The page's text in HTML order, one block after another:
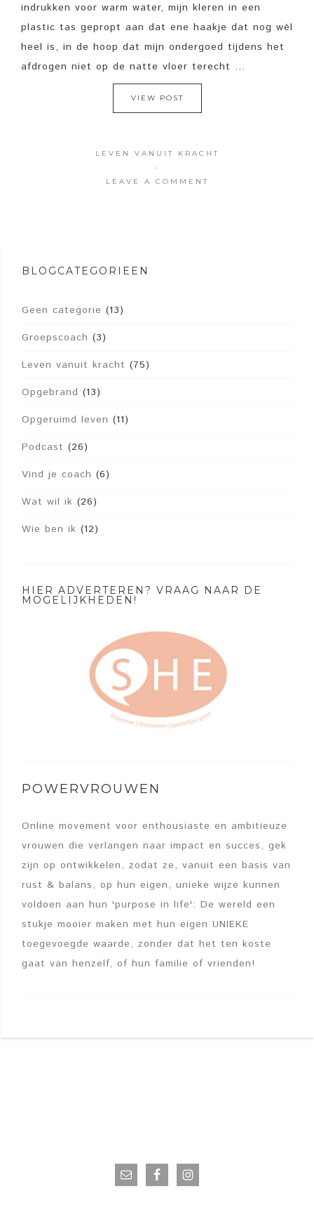
indrukken voor warm water, mijn kleren in een
plastic tas gepropt aan dat ene haakje dat nog wél
heel is, in de hoop dat mijn ondergoed tijdens het
afdrogen niet op de natte vloer terecht ...
VIEW POST
LEVEN VANUIT KRACHT
·
LEAVE A COMMENT
BLOGCATEGORIEËN
Geen categorie (13)
Groepscoach (3)
Leven vanuit kracht (75)
Opgebrand (13)
Opgeruimd leven (11)
Podcast (26)
Vind je coach (6)
Wat wil ik (26)
Wie ben ik (12)
HIER ADVERTEREN? VRAAG NAAR DE
MOGELIJKHEDEN!
POWERVROUWEN
Online movement voor enthousiaste en ambitieuze
vrouwen die verlangen naar impact en succes, gek
zijn op ontwikkelen, zodat ze, vanuit een basis van
rust & balans, op hun eigen, unieke wijze kunnen
voldoen aan hun 'purpose in life': De wereld een
stukje mooier maken met hun eigen UNIEKE
toegevoegde waarde, zonder dat het ten koste
gaat van henzelf, of hun familie of vrienden!